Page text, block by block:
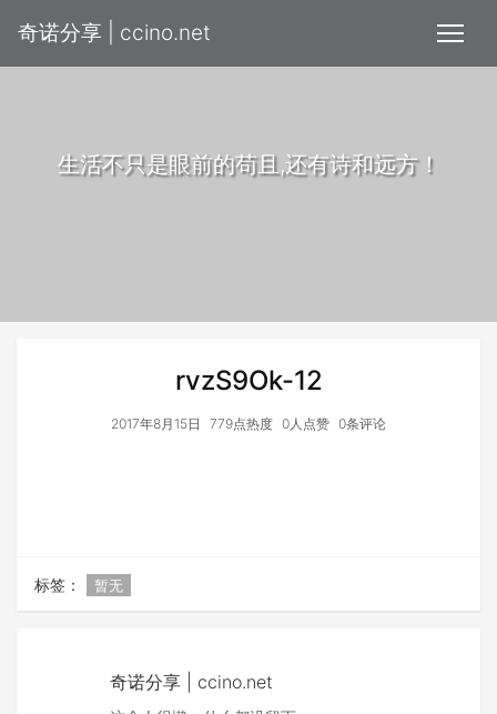
奇诺分享 | ccino.net
生活不只是眼前的苟且,还有诗和远方！
rvzS9Ok-12
2017年8月15日 779点热度 0人点赞 0条评论
标签： 暂无
奇诺分享 | ccino.net